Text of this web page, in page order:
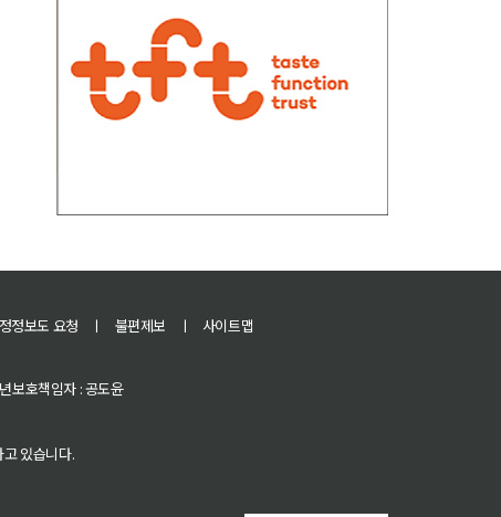
정보도 요청 ㅣ 불편제보 ㅣ
사이트맵
보호책임자 : 공도윤
있습니다.